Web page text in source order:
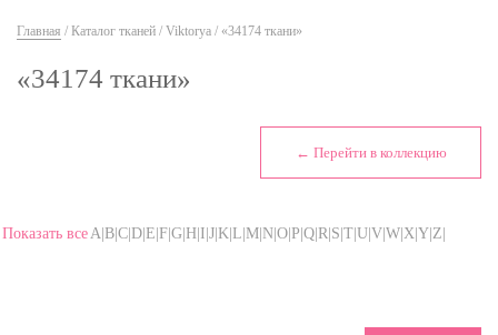
Главная / Каталог тканей / Viktorya / «34174 ткани»
«34174 ткани»
← Перейти в коллекцию
Показать всеA|B|C|D|E|F|G|H|I|J|K|L|M|N|O|P|Q|R|S|T|U|V|W|X|Y|Z|